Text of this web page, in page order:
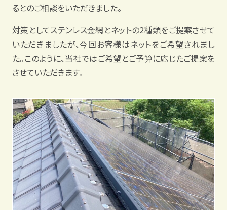
るとのご相談をいただきました。
対策としてステンレス金網とネットの2種類をご提案させて
いただきましたが、今回お客様はネットをご希望されまし
た。このように、当社ではご希望とご予算に応じたご提案を
させていただきます。